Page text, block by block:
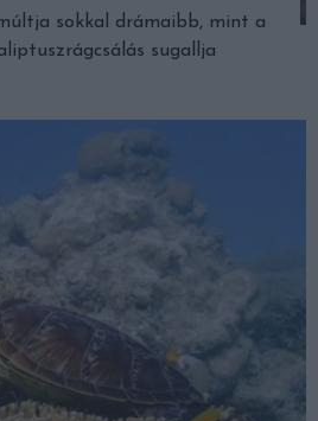
sokkal drámaibb, mint a
sugallja